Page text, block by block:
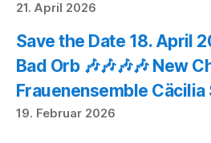
21. April 2026
Save the Date 18. April
Bad Orb 🎶🎶🎶🎶 New
Frauenensemble Cäcilia
19. Februar 2026